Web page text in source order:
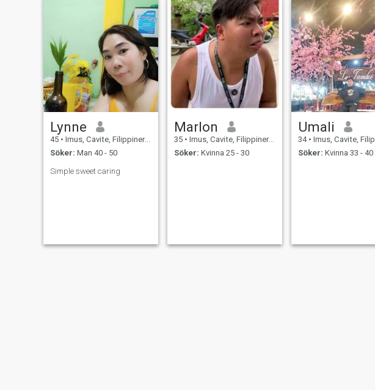
Lynne
45 • Imus, Cavite, Filippinerna
Söker: Man 40 - 50
Simple sweet caring
Marlon
35 • Imus, Cavite, Filippinerna
Söker: Kvinna 25 - 30
Umali
34 • Imus, Cavite,
Söker: Kvinna 33 - 40